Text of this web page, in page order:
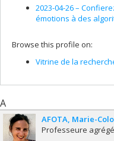
2023-04-26 –
émotions à des
Browse this profile on:
Vitrine de la
A
AFOTA Marie-
Professeure